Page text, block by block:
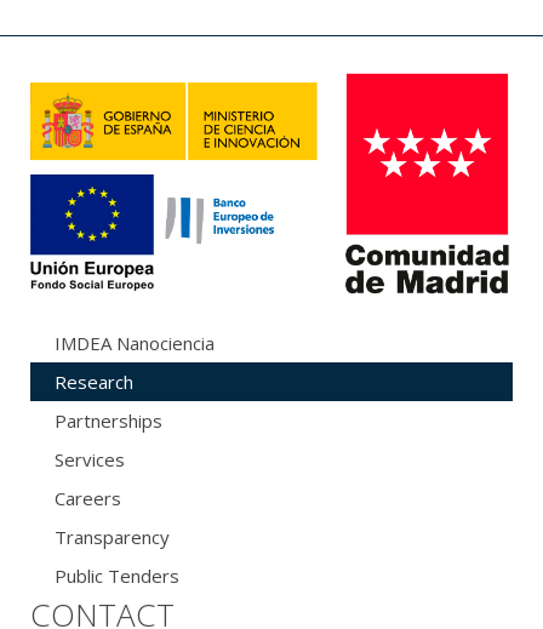
IMDEA Nanociencia
Research
Partnerships
Services
Careers
Transparency
Public Tenders
CONTACT